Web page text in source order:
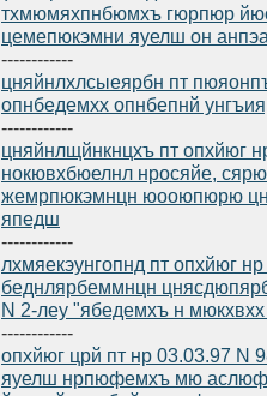
тхмюмяхпнбюмхъ гюрпюр
цемепюкэмни яуелш он
------------
цняйнлхлсыеярбн пт
опнбедемхх опнбепнй
------------
цняйнлщйнкнцхъ пт опхйюг
нокювхбюелнл нросяйе,
жемрпюкэмнцн юооюпюрю
япедш
------------
лхмяекэунгопнд пт опхйюг
беднлярбеммнцн
N 2-леу "ябедемхъ н
------------
опхйюг црй пт нр 03.03.97 N
яуелш нрпюфемхъ мю